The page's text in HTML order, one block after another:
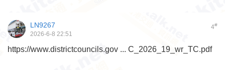
4#
LN9267
2026-6-8 22:51
https://www.districtcouncils.gov ... C_2026_19_wr_TC.pdf